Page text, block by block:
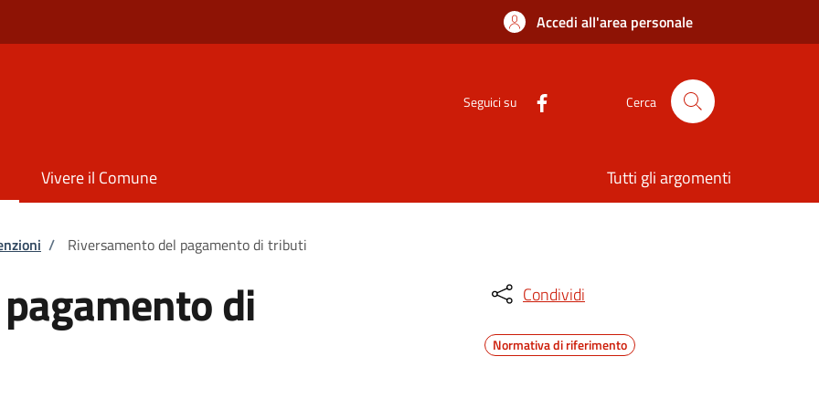
Accedi all'area personale
Seguici su Cerca
Vivere il Comune Tutti gli argomenti
/ Riversamento del pagamento di tributi
di Condividi
Normativa di riferimento